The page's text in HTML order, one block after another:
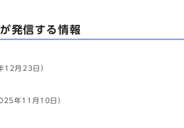
発信する情報
12月23日）
年11月10日）